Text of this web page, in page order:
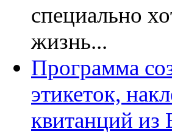
специально
жизнь...
Программа
этикеток,
квитанций из